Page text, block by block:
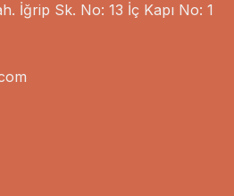
İğrip Sk. No: 13 İç Kapı No: 1